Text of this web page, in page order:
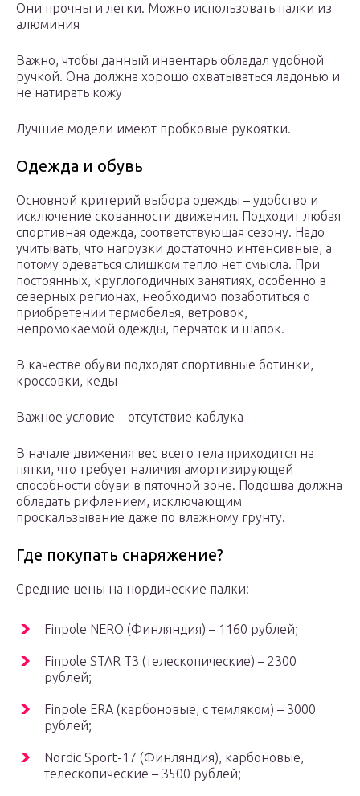
Они прочны и легки. Можно использовать палки из
алюминия
Важно, чтобы данный инвентарь обладал удобной
ручкой. Она должна хорошо охватываться ладонью и
не натирать кожу
Лучшие модели имеют пробковые рукоятки.
Одежда и обувь
Основной критерий выбора одежды – удобство и
исключение скованности движения. Подходит любая
спортивная одежда, соответствующая сезону. Надо
учитывать, что нагрузки достаточно интенсивные, а
потому одеваться слишком тепло нет смысла. При
постоянных, круглогодичных занятиях, особенно в
северных регионах, необходимо позаботиться о
приобретении термобелья, ветровок,
непромокаемой одежды, перчаток и шапок.
В качестве обуви подходят спортивные ботинки,
кроссовки, кеды
Важное условие – отсутствие каблука
В начале движения вес всего тела приходится на
пятки, что требует наличия амортизирующей
способности обуви в пяточной зоне. Подошва должна
обладать рифлением, исключающим
проскальзывание даже по влажному грунту.
Где покупать снаряжение?
Средние цены на нордические палки:
Finpole NERO (Финляндия) – 1160 рублей;
Finpole STAR Т3 (телескопические) – 2300
рублей;
Finpole ERA (карбоновые, с темляком) – 3000
рублей;
Nordic Sport-17 (Финляндия), карбоновые,
телескопические – 3500 рублей;